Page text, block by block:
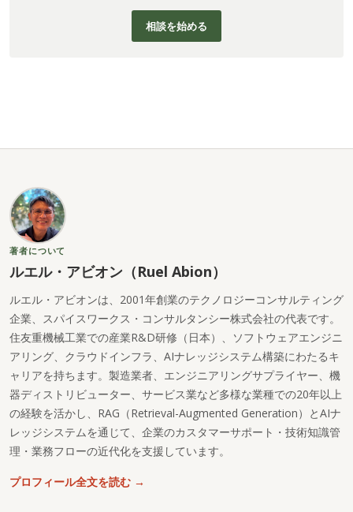
相談を始める
著者について
ルエル・アビオン（Ruel Abion）
ルエル・アビオンは、2001年創業のテクノロジーコンサルティング
企業、スパイスワークス・コンサルタンシー株式会社の代表です。
住友重機械工業での産業R&D研修（日本）、ソフトウェアエンジニ
アリング、クラウドインフラ、AIナレッジシステム構築にわたるキ
ャリアを持ちます。製造業者、エンジニアリングサプライヤー、機
器ディストリビューター、サービス業など多様な業種での20年以上
の経験を活かし、RAG（Retrieval-Augmented Generation）とAIナ
レッジシステムを通じて、企業のカスタマーサポート・技術知識管
理・業務フローの近代化を支援しています。
プロフィール全文を読む →